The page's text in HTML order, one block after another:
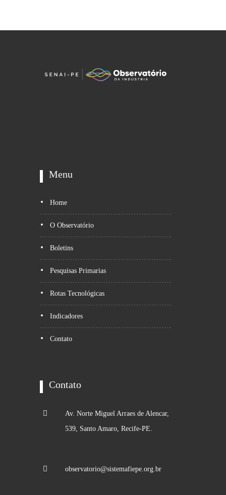
Menu
Home
O Observatório
Boletins
Pesquisas Primarias
Rotas Tecnológicas
Indicadores
Contato
Contato
Av. Norte Miguel Arraes de Alencar,
539, Santo Amaro, Recife-PE.
observatorio@sistemafiepe.org.br